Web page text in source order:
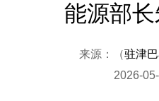
能源部长
来源：（驻津
2026-